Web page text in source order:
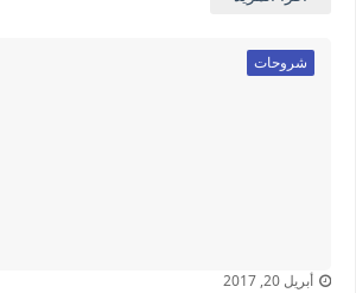
شروحات
أبريل 20, 2017